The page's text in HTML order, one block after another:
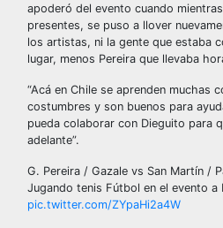
apoderó del evento cuando
presentes, se puso a llover
los artistas, ni la gente que estaba
lugar, menos Pereira que llevaba
“Acá en Chile se aprenden muchas
costumbres y son buenos para
pueda colaborar con Dieguito para
adelante”.
G. Pereira / Gazale vs San Martín /
Jugando tenis Fútbol en el evento a
pic.twitter.com/ZYpaHi2a4W